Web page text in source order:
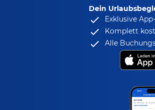
Dein
Exklusive
Komplett
Alle